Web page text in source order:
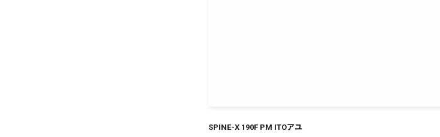
SPINE-X 190F PM ITOアユ